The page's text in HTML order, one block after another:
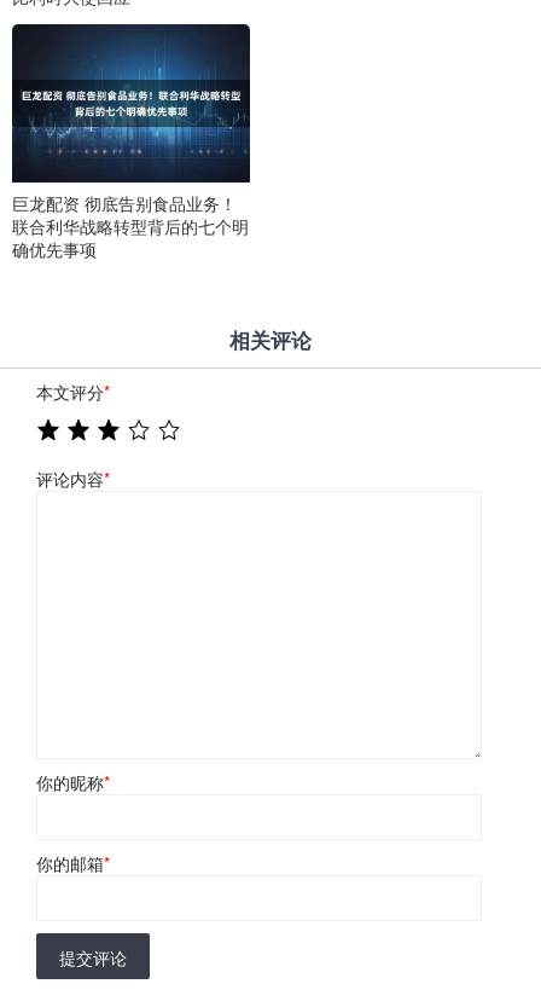
巨龙配资 彻底告别食品业务！
联合利华战略转型背后的七个明
确优先事项
相关评论
本文评分*
评论内容*
你的昵称*
你的邮箱*
提交评论